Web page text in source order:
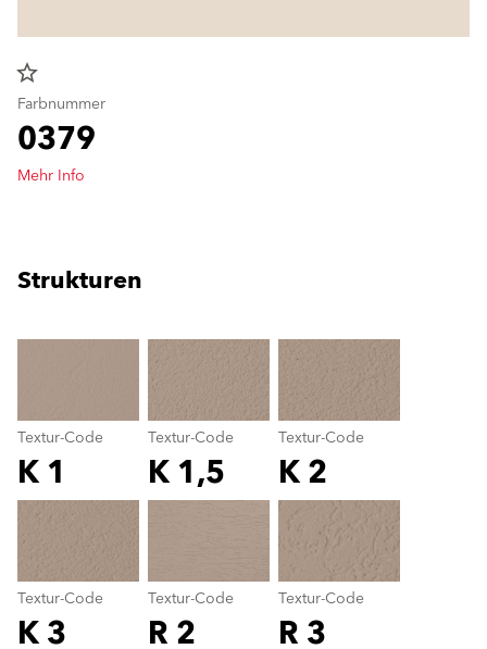
star_border
Farbnummer
0379
Mehr Info
Strukturen
Textur-Code
K 1
Textur-Code
K 1,5
Textur-Code
K 2
Textur-Code
K 3
Textur-Code
R 2
Textur-Code
R 3
Textur-Code
color_name